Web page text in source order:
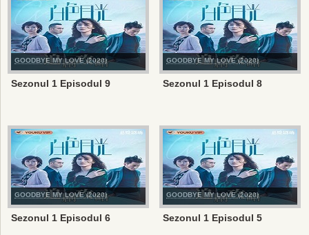
GOODBYE MY LOVE (2020)
Sezonul 1 Episodul 9
GOODBYE MY LOVE (2020)
Sezonul 1 Episodul 8
GOODBYE MY LOVE (2020)
Sezonul 1 Episodul 6
GOODBYE MY LOVE (2020)
Sezonul 1 Episodul 5